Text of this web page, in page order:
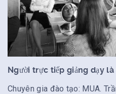
Người trực tiếp giảng dạy là
Chuyên gia đào tạo: MUA.